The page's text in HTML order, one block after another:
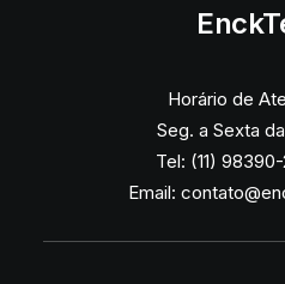
Horário de
Seg. a Sexta
Tel: (11)
Email: